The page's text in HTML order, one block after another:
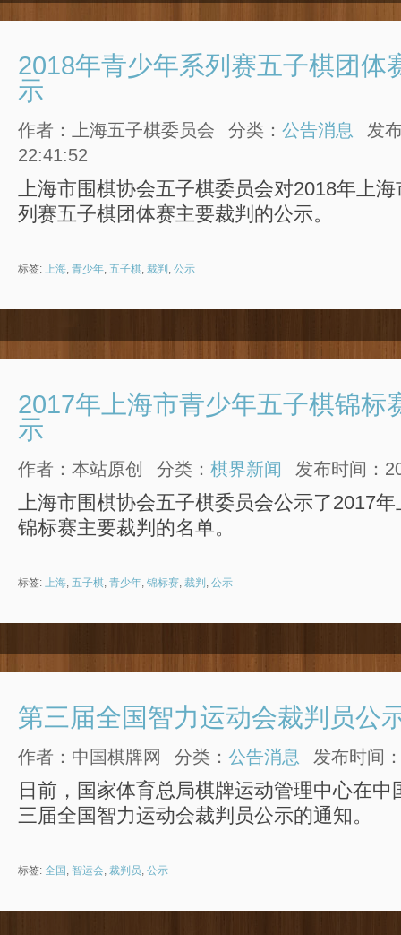
2018年青少年系列赛五子棋团体
示
作者：上海五子棋委员会 分类： 公告消息
发
22:41:52
上海市围棋协会五子棋委员会对2018年上
列赛五子棋团体赛主要裁判的公示。
标签: 上海, 青少年, 五子棋, 裁判 , 公示
2017年上海市青少年五子棋锦标
示
作者：本站原创 分类： 棋界新闻 发布时间：
上海市围棋协会五子棋委员会公示了2017
锦标赛主要裁判的名单。
标签: 上海 五子棋 青少年 锦标赛 裁判 公示
第三届全国智力运动会裁判员公
作者：中国棋牌网 分类： 公告消息 发布时间
日前，国家体育总局棋牌运动管理中心在
三届全国智力运动会裁判员公示的通知。
标签: 全国 , 智运会, 裁判员, 公示